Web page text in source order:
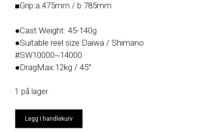
■Grip:a.475mm / b.785mm
●Cast Weight: 45-140g
●Suitable reel size:Daiwa / Shimano
#SW10000~14000
●DragMax:12kg / 45°
1 på lager
BlueSniper
83/6
Legg i handlekurv